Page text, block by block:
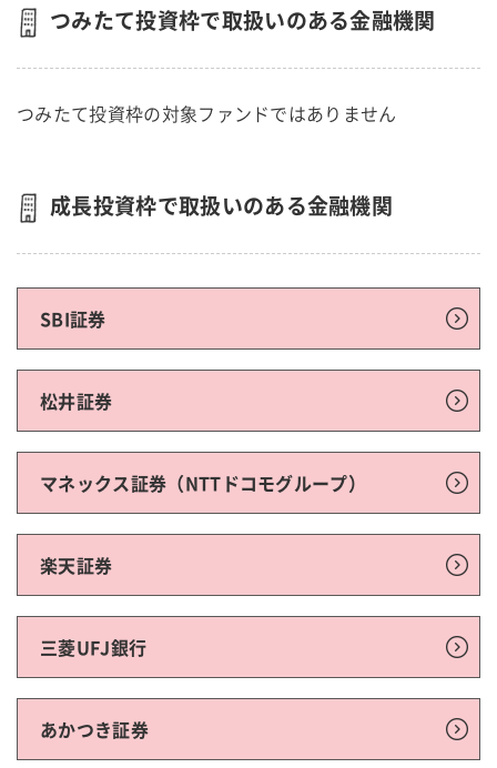
つみたて投資枠で取扱いのある金融機関
つみたて投資枠の対象ファンドではありません
成長投資枠で取扱いのある金融機関
SBI証券
松井証券
マネックス証券（NTTドコモグループ）
楽天証券
三菱UFJ銀行
あかつき証券